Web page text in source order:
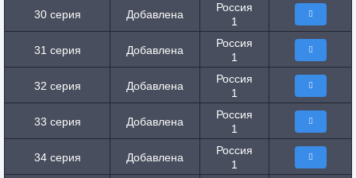
30 серия Добавлена
Россия
1
31 серия Добавлена
Россия
1
32 серия Добавлена
Россия
1
33 серия Добавлена
Россия
1
34 серия Добавлена
Россия
1